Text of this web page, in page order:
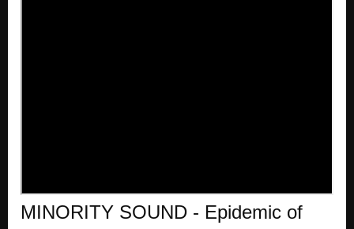
MINORITY SOUND - Epidemic of